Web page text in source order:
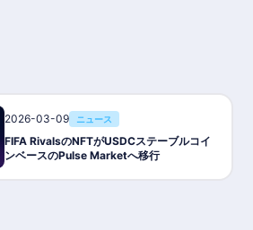
上位を目指します。
PvP対戦：他プレイヤーとオンラインで対戦
モード：有名な試合を再現したイベントやAI戦
ト：期間限定イベントやトーナメント
ステム：選手のレベルアップ・強化
2026-03-09 ニュース
FIFA RivalsのNFTがUSDCステーブルコイ
ンベースのPulse Marketへ移行